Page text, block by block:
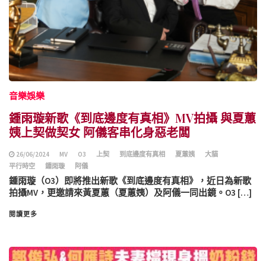
音樂娛樂
鍾雨璇新歌《到底邊度有真相》MV拍攝 與夏蕙
姨上契做契女 阿儀客串化身惡老闆
26/06/2024 MV O3 上契 到底邊度有真相 夏蕙姨
大貓
平行時空
鍾雨璇 阿儀
鍾雨璇（O3）即將推出新歌《到底邊度有真相》，近日為新歌
拍攝MV，更邀請來黃夏蕙（夏蕙姨）及阿儀一同出鏡。O3 […]
閱讀更多